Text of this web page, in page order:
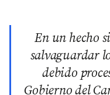
En un hecho
salvaguardar
debido
Gobierno del